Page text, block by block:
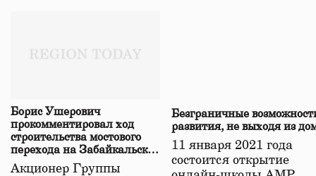
Борис Ушерович
прокомментировал ход
строительства мостового
перехода на Забайкальской
железной дороге
Акционер Группы
Безграничные
развития, не выходя из
11 января 2021 года
состоится открытие